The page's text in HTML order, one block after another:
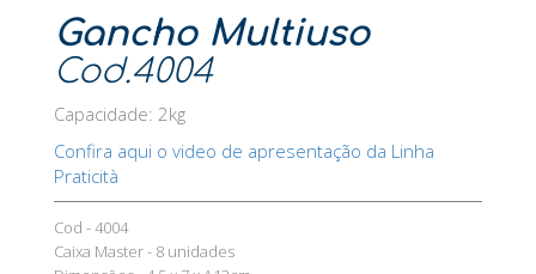
Gancho Multiuso
Cod.4004
Capacidade: 2kg
Confira aqui o video de apresentação da Linha
Praticità
Cod - 4004
Caixa Master - 8 unidades